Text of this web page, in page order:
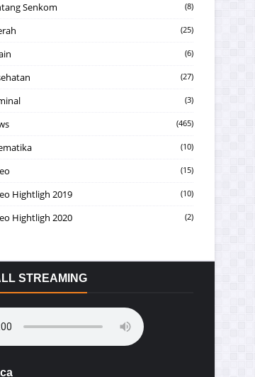
Senkom (8)
(25)
(6)
(27)
(3)
(465)
(10)
(15)
Hightligh 2019 (10)
Hightligh 2020 (2)
STREAMING